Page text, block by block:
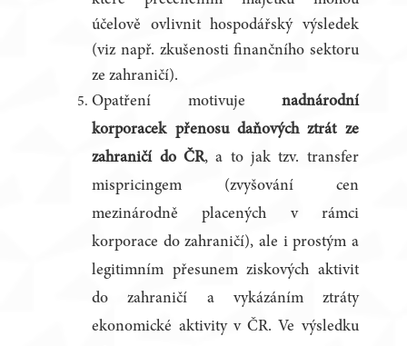
účelově ovlivnit hospodářský výsledek
(viz např. zkušenosti finančního sektoru
ze zahraničí).
Opatření motivuje nadnárodní
korporacek přenosu daňových ztrát ze
zahraničí do ČR, a to jak tzv. transfer
mispricingem (zvyšování cen
mezinárodně placených v rámci
korporace do zahraničí), ale i prostým a
legitimním přesunem ziskových aktivit
do zahraničí a vykázáním ztráty
ekonomické aktivity v ČR. Ve výsledku